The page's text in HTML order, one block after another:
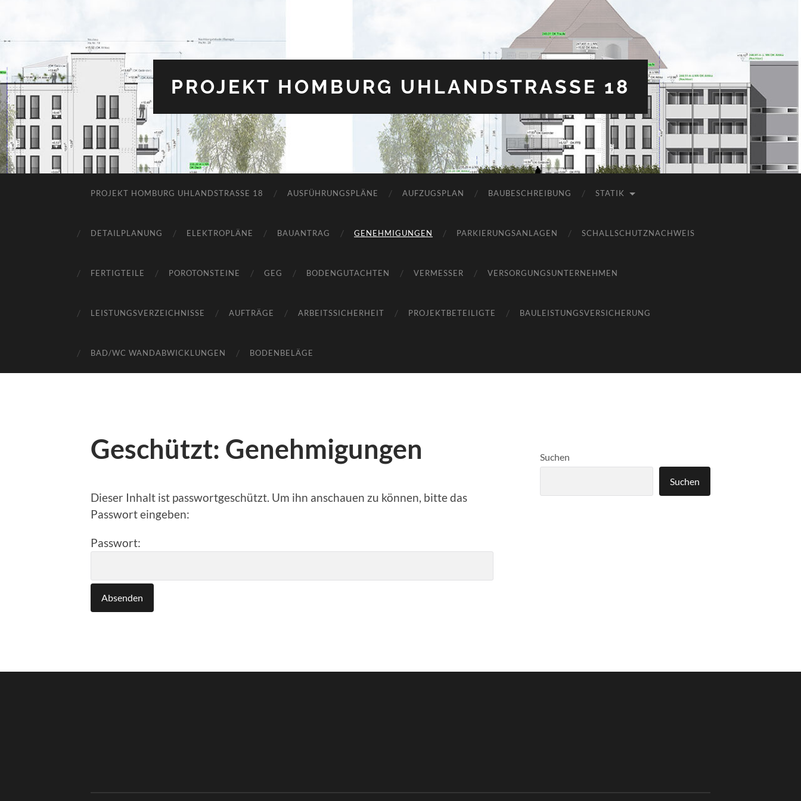
PROJEKT HOMBURG UHLANDSTRASSE 18
PROJEKT HOMBURG UHLANDSTRASSE 18 AUSFÜHRUNGSPLÄNE AUFZUGSPLAN BAUBESCHREIBUNG STATIK
DETAILPLANUNG ELEKTROPLÄNE BAUANTRAG GENEHMIGUNGEN PARKIERUNGSANLAGEN SCHALLSCHUTZNACHWEIS
FERTIGTEILE POROTONSTEINE GEG BODENGUTACHTEN VERMESSER VERSORGUNGSUNTERNEHMEN
LEISTUNGSVERZEICHNISSE AUFTRÄGE ARBEITSSICHERHEIT PROJEKTBETEILIGTE BAULEISTUNGSVERSICHERUNG
BAD/WC WANDABWICKLUNGEN BODENBELÄGE
Geschützt: Genehmigungen
Dieser Inhalt ist passwortgeschützt. Um ihn anschauen zu können, bitte das
Passwort eingeben:
Passwort:
Suchen
Suchen